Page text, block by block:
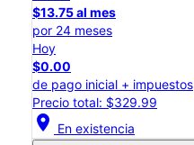
$13.75 al mes
por 24 meses
Hoy
$0.00
de pago inicial + impuestos
Precio total: $329.99
location_on En existencia